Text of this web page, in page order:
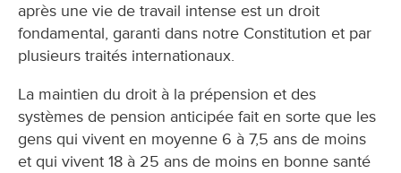
après une vie de travail intense est un droit
fondamental, garanti dans notre Constitution et par
plusieurs traités internationaux.
La maintien du droit à la prépension et des
systèmes de pension anticipée fait en sorte que les
gens qui vivent en moyenne 6 à 7,5 ans de moins
et qui vivent 18 à 25 ans de moins en bonne santé